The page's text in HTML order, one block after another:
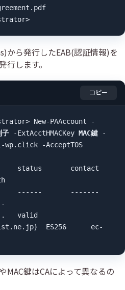
から発行したEAB(認証情報)を
行します。
コピー
New-PAAccount -
⼦ -ExtAcctHMACKey MAC鍵 -
wp.click -AcceptTOS
status       contact
------       -------
valid
ES256      ec-
MAC鍵はCAによって異なるの